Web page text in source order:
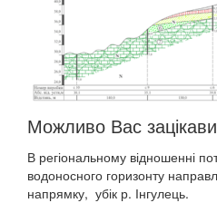
Можливо Вас
В регіональному відношенні
водоносного горизонту
напрямку, убік р. Інгулець.